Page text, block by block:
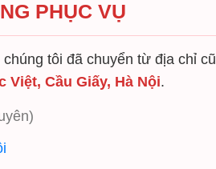
PHỤC VỤ
tôi đã chuyển từ địa chỉ cũ
Việt, Cầu Giấy, Hà Nội.